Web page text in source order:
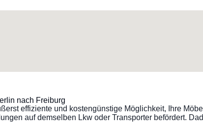
nach Freiburg
effiziente und kostengünstige Möglichkeit, Ihre
auf demselben Lkw oder Transporter befördert.